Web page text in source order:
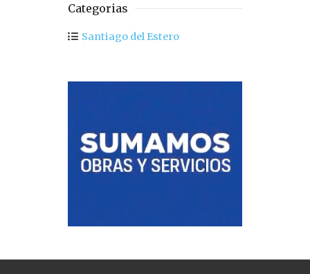
Categorias
Santiago del Estero